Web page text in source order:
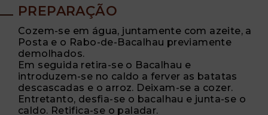
PREPARAÇÃO
Cozem-se em água, juntamente com azeite, a
Posta e o Rabo-de-Bacalhau previamente
demolhados.
Em seguida retira-se o Bacalhau e
introduzem-se no caldo a ferver as batatas
descascadas e o arroz. Deixam-se a cozer.
Entretanto, desfia-se o bacalhau e junta-se o
caldo. Retifica-se o paladar.